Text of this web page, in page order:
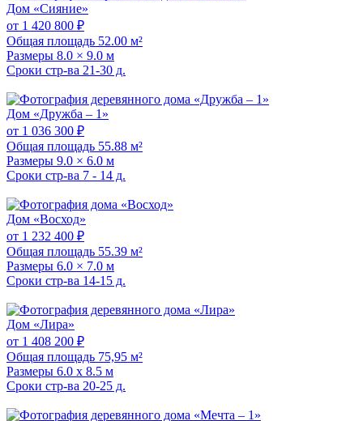
Дом «Сияние»
от 1 420 800 ₽
Общая площадь 52.00 м²
Размеры 8.0 × 9.0 м
Сроки стр-ва 21-30 д.
Дом «Дружба – 1»
от 1 036 300 ₽
Общая площадь 55.88 м²
Размеры 9.0 × 6.0 м
Сроки стр-ва 7 - 14 д.
Дом «Восход»
от 1 232 400 ₽
Общая площадь 55.39 м²
Размеры 6.0 × 7.0 м
Сроки стр-ва 14-15 д.
Дом «Лира»
от 1 408 200 ₽
Общая площадь 75,95 м²
Размеры 6.0 x 8.5 м
Сроки стр-ва 20-25 д.